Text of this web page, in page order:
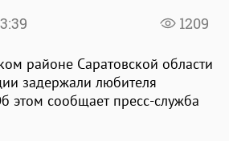
1209
районе Саратовской области
задержали любителя
этом сообщает пресс-служба